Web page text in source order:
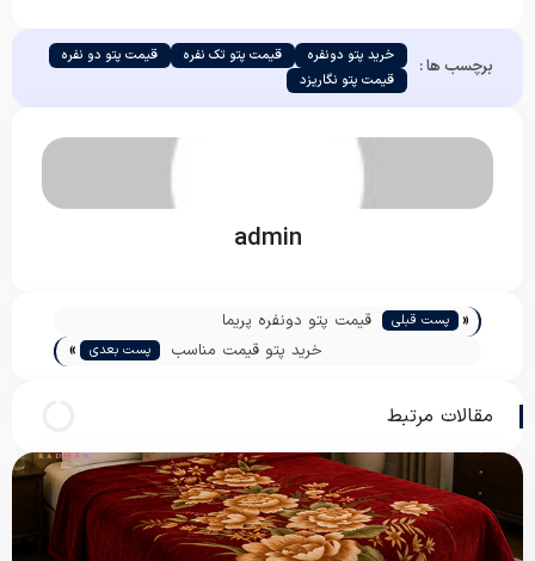
برچسب ها : خرید پتو دونفره قیمت پتو تک نفره
قیمت پتو دو نفره
قیمت پتو نگاریزد
admin
« پست قبلی
قیمت پتو دونفره پریما
خرید پتو قیمت مناسب
پست بعدی »
مقالات مرتبط